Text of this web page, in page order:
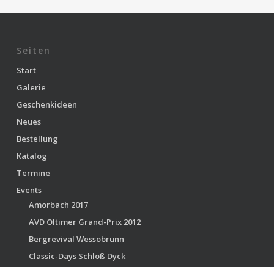
Seiten
Start
Galerie
Geschenkideen
Neues
Bestellung
Katalog
Termine
Events
Amorbach 2017
AVD Oltimer Grand-Prix 2012
Bergrevival Wessobrunn
Classic-Days Schloß Dyck